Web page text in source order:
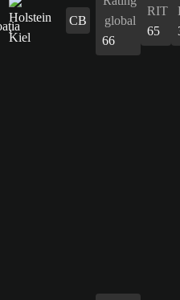
CB
global
66
RIT
65